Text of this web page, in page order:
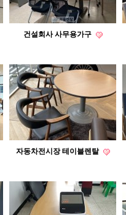
건설회사 사무용가구
자동차전시장 테이블렌탈